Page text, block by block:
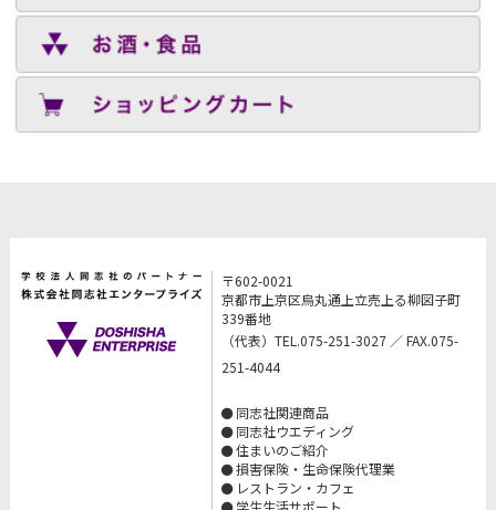
〒602-0021
京都市上京区烏丸通上立売上る柳図子町
339番地
（代表）TEL.075-251-3027 ／ FAX.075-
251-4044
同志社関連商品
同志社ウエディング
住まいのご紹介
損害保険・生命保険代理業
レストラン・カフェ
学生生活サポート